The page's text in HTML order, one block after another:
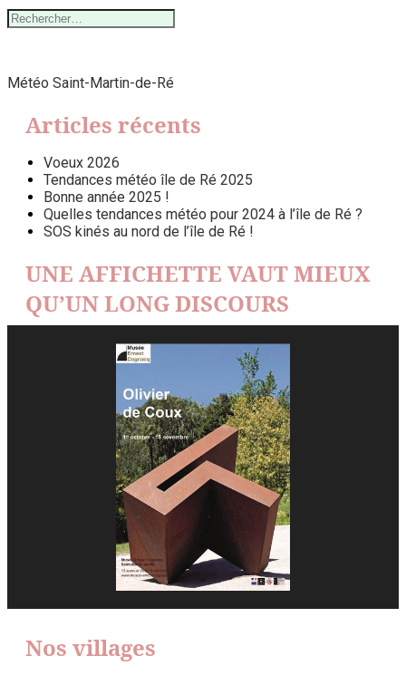
Rechercher :
Météo Saint-Martin-de-Ré
Articles récents
Voeux 2026
Tendances météo île de Ré 2025
Bonne année 2025 !
Quelles tendances météo pour 2024 à l’île de Ré ?
SOS kinés au nord de l’île de Ré !
UNE AFFICHETTE VAUT MIEUX
QU’UN LONG DISCOURS
Nos villages